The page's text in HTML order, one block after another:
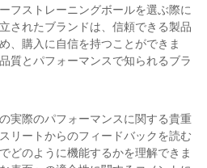
フストレーニングボールを選ぶ際に
されたブランドは、信頼できる製品
、購入に自信を持つことができま
質とパフォーマンスで知られるブラ
実際のパフォーマンスに関する貴重
リートからのフィードバックを読む
どのように機能するかを理解できま